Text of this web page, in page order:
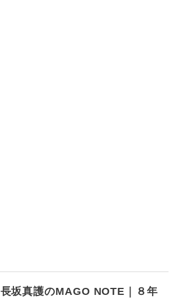
長坂真護のMAGO NOTE｜８年